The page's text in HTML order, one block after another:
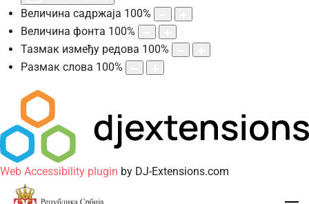
Величина садржаја 100%
Величина фонта 100%
Тазмак између редова 100%
Размак слова 100%
Web Accessibility plugin by DJ-Extensions.com